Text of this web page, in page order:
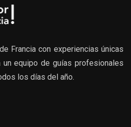
Francia con experiencias únicas
equipo de guías profesionales
los días del año.